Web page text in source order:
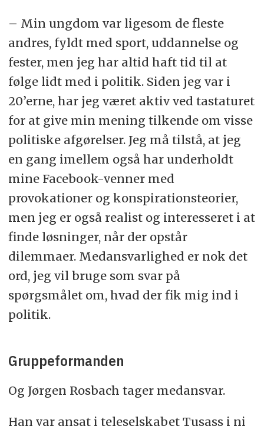
– Min ungdom var ligesom de fleste
andres, fyldt med sport, uddannelse og
fester, men jeg har altid haft tid til at
følge lidt med i politik. Siden jeg var i
20’erne, har jeg været aktiv ved tastaturet
for at give min mening tilkende om visse
politiske afgørelser. Jeg må tilstå, at jeg
en gang imellem også har underholdt
mine Facebook-venner med
provokationer og konspirationsteorier,
men jeg er også realist og interesseret i at
finde løsninger, når der opstår
dilemmaer. Medansvarlighed er nok det
ord, jeg vil bruge som svar på
spørgsmålet om, hvad der fik mig ind i
politik.
Gruppeformanden
Og Jørgen Rosbach tager medansvar.
Han var ansat i teleselskabet Tusass i ni